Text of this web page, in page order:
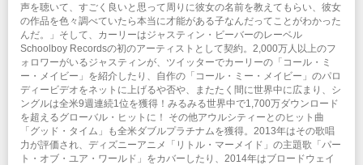
声を聴いて、すごく良いと思って周りに彼女の名前を教えてもらい、彼女
の作品を色々調べていたら本当に才能がある子なんだってことがわかった
んだ。」そして、カーリーはジャスティン・ビーバーのレーベル
Schoolboy Recordsの初のアーティストとして契約。2,000万人以上のフ
ォロワーがいるジャスティンが、ツイッターでカーリーの「コール・ミ
ー・メイビー」を紹介したり、自作の「コール・ミー・メイビー」のパロ
ディービデオをネットに上げるや否や、またたく間に世界中に広まり、シ
ングルは全米9週連続1位を獲得！みるみる世界中で1,700万ダウンロード
を超えるグローバル・ヒットに！ その他アウルシティーとのヒット曲
「グッド・タイム」も全米ダブルプラチナムを獲得。2013年はその歌唱
力が評価され、ディズニーアニメ「リトル・マーメイド」の主題歌「パー
ト・オブ・ユア・ワールド」をカバーしたり、2014年はブロードウェイ